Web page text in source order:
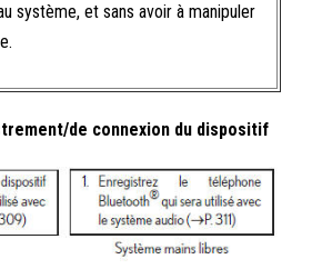
système, et sans avoir à manipuler
de connexion du dispositif